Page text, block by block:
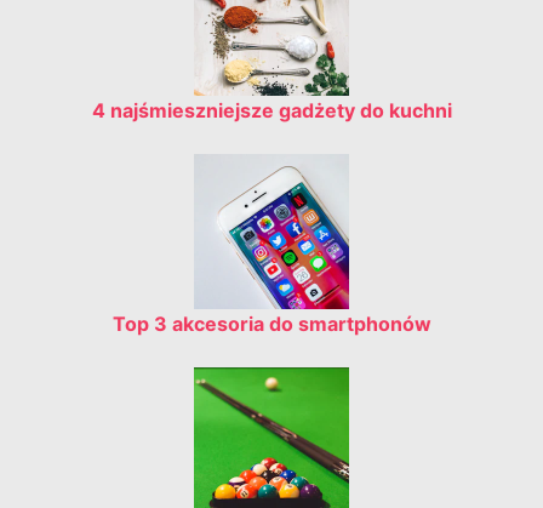
4 najśmieszniejsze gadżety do kuchni
Top 3 akcesoria do smartphonów